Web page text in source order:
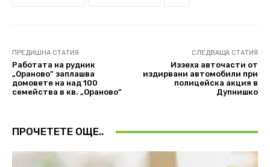
ПРЕДИШНА СТАТИЯ
Работата на рудник
„Ораново” заплашва
домовете на над 100
семейства в кв. „Ораново”
СЛЕДВАЩА СТАТИЯ
Иззеха авточасти от
издирвани автомобили при
полицейска акция в
Дупнишко
ПРОЧЕТЕТЕ ОЩЕ..